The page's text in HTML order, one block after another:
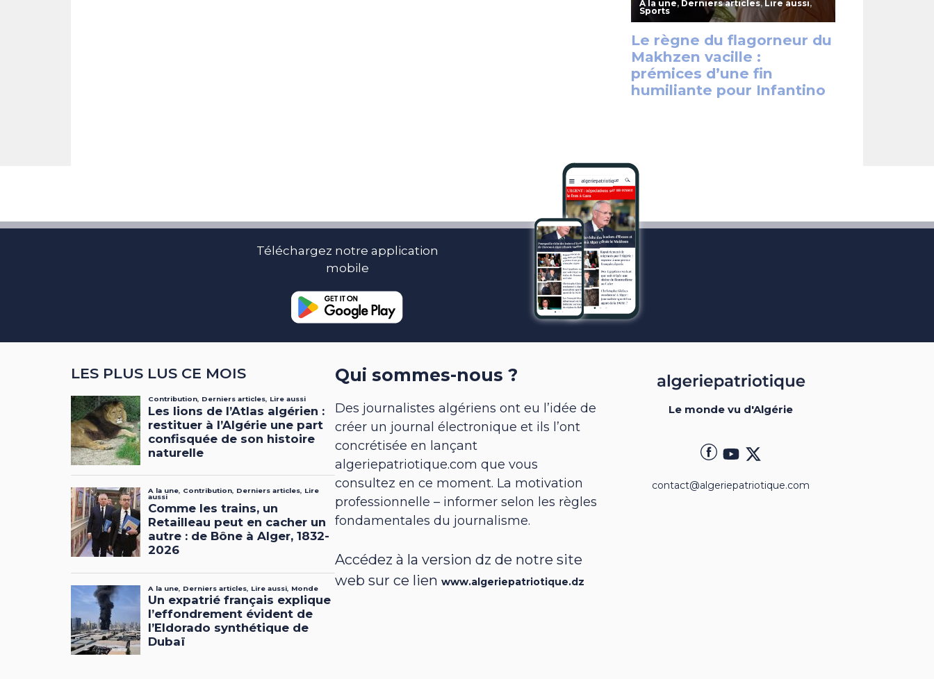
Téléchargez notre application
mobile
LES PLUS LUS CE MOIS Qui sommes-nous ?
Des journalistes algériens ont eu l’idée de
créer un journal électronique et ils l’ont
concrétisée en lançant
algeriepatriotique.com que vous
consultez en ce moment. La motivation
professionnelle – informer selon les règles
fondamentales du journalisme.
Accédez à la version dz de notre site
web sur ce lienwww.algeriepatriotique.dz
Le monde vu d'Algérie
contact@algeriepatriotique.com